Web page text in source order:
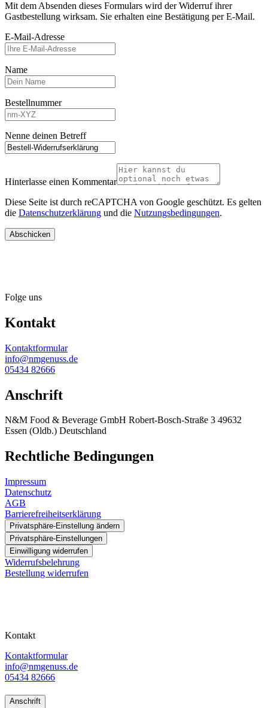
Mit dem Absenden dieses Formulars wird der Widerruf ihrer
Gastbestellung wirksam. Sie erhalten eine Bestätigung per E-Mail.
E-Mail-Adresse
Name
Bestellnummer
Nenne deinen Betreff
Hinterlasse einen Kommentar
Diese Seite ist durch reCAPTCHA von Google geschützt. Es gelten
die Datenschutzerklärung und die Nutzungsbedingungen.
Abschicken
Folge uns
Kontakt
Kontaktformular
info@nmgenuss.de
05434 82666
Anschrift
N&M Food & Beverage GmbH Robert-Bosch-Straße 3 49632
Essen (Oldb.) Deutschland
Rechtliche Bedingungen
Impressum
Datenschutz
AGB
Barrierefreiheitserklärung
Privatsphäre-Einstellung ändern
Privatsphäre-Einstellungen
Einwilligung widerrufen
Widerrufsbelehrung
Bestellung widerrufen
Kontakt
Kontaktformular
info@nmgenuss.de
05434 82666
Anschrift